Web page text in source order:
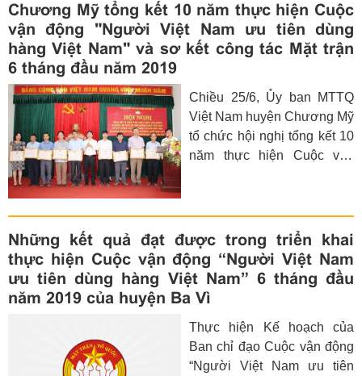
Chương Mỹ tổng kết 10 năm thực hiện Cuộc
vận động "Người Việt Nam ưu tiên dùng
hàng Việt Nam" và sơ kết công tác Mặt trận
6 tháng đầu năm 2019
Chiều 25/6, Ủy ban MTTQ
Việt Nam huyện Chương Mỹ
tổ chức hội nghị tổng kết 10
năm thực hiện Cuộc vận
sơ kết công tác Mặt trận 6
tháng đầu năm 2019, triển
khai phương hướng nhiệm
vụ 6 tháng cuối năm 2019.
Đồng chí Vũ Xuân Hùng -
Ủy ban MTTQ Việt Nam
huyện, Trưởng Ban chỉ đạo
Cuộc vận động “Người Việt
Những kết quả đạt được trong triển khai
thực hiện Cuộc vận động “Người Việt Nam
ưu tiên dùng hàng Việt Nam” 6 tháng đầu
năm 2019 của huyện Ba Vì
Thực hiện Kế hoạch của
Ban chỉ đạo Cuộc vận động
“Người Việt Nam ưu tiên